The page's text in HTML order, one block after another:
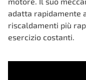
adatta rapidamente
riscaldamenti più
esercizio costanti.